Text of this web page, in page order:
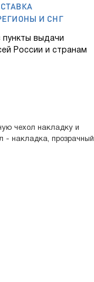
И СНГ
пункты выдачи
России и странам
чехол накладку и
- накладка, прозрачный